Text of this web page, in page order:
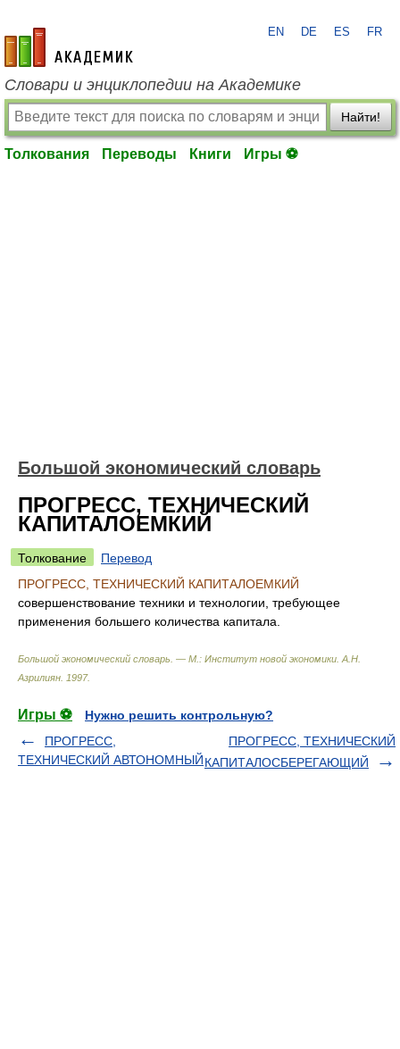
academic.ru
EN DE ES FR
Словари и энциклопедии на Академике
Найти!
Толкования Переводы Книги Игры ⚽
Большой экономический словарь
ПРОГРЕСС, ТЕХНИЧЕСКИЙ
КАПИТАЛОЕМКИЙ
Толкование
Перевод
ПРОГРЕСС, ТЕХНИЧЕСКИЙ КАПИТАЛОЕМКИЙ
совершенствование техники и технологии, требующее
применения большего количества капитала.
Большой экономический словарь. — М.: Институт новой экономики А.Н.
Азрилиян 1997.
Игры ⚽
Нужно решить контрольную?
ПРОГРЕСС,
ТЕХНИЧЕСКИЙ АВТОНОМНЫЙ
ПРОГРЕСС, ТЕХНИЧЕСКИЙ
КАПИТАЛОСБЕРЕГАЮЩИЙ